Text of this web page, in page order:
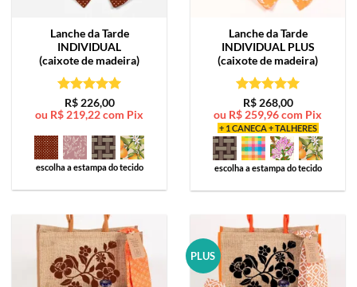
Lanche da Tarde
INDIVIDUAL
(caixote de madeira)
Avaliação5
de 5
R$226,00
ou R$ 219,22com Pix
escolha a estampa do tecido
Lanche da Tarde
INDIVIDUAL PLUS
(caixote de madeira)
Avaliação5
de 5
R$268,00
ou R$ 259,96com Pix
+ 1 CANECA + TALHERES
escolha a estampa do tecido
PLUS